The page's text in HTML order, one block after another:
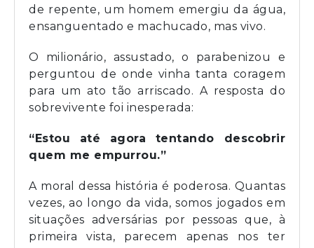
de repente, um homem emergiu da água,
ensanguentado e machucado, mas vivo.
O milionário, assustado, o parabenizou e
perguntou de onde vinha tanta coragem
para um ato tão arriscado. A resposta do
sobrevivente foi inesperada:
“Estou até agora tentando descobrir
quem me empurrou.”
A moral dessa história é poderosa. Quantas
vezes, ao longo da vida, somos jogados em
situações adversárias por pessoas que, à
primeira vista, parecem apenas nos ter